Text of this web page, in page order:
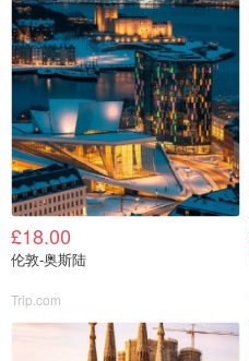
£18.00
伦敦-奥斯陆
Trip.com